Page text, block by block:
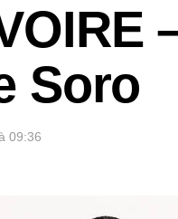
Soro
09:36